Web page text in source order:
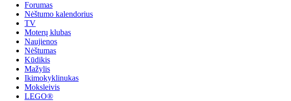
Forumas
Nėštumo kalendorius
TV
Moterų klubas
Naujienos
Nėštumas
Kūdikis
Mažylis
Ikimokyklinukas
Moksleivis
LEGO®